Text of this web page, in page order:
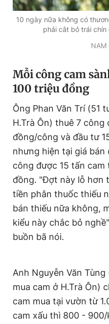
10 ngày nữa không có
phải cắt bỏ trái
NAM
Mỗi công cam
100 triệu đồng
Ông Phan Văn Trí (51
H.Trà Ôn) thuê 7 công
đồng/công và đầu tư
nhưng hiện tại giá
công được 15 tấn
đồng. "Đợt này lỗ hơn
tiền phân thuốc thiếu
bán thiếu nữa không,
kiểu này chắc bỏ
buồn bã nói.
Anh Nguyễn Văn
mua cam ở H.Trà Ôn)
cam mua tại vườn từ
cam xấu thì 800 -